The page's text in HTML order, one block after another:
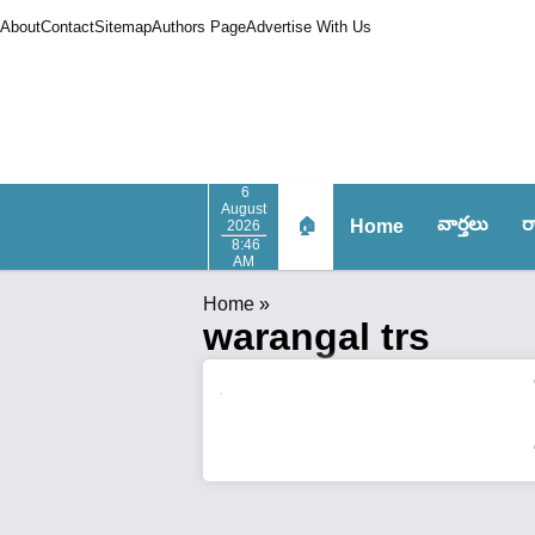
AboutContactSitemapAuthors PageAdvertise With Us
6
August
2026
8:46
AM
🏠 Home వార్త‌లు
Home »
warangal trs